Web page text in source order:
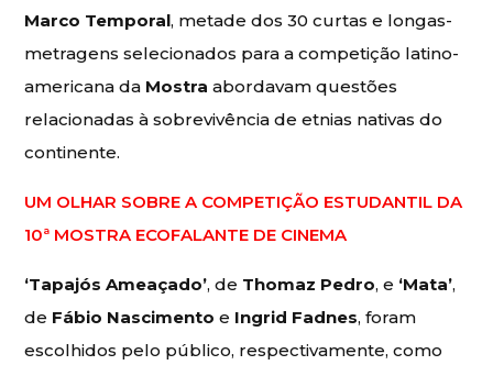
Marco Temporal, metade dos 30 curtas e longas-
metragens selecionados para a competição latino-
americana da Mostra abordavam questões
relacionadas à sobrevivência de etnias nativas do
continente.
UM OLHAR SOBRE A COMPETIÇÃO ESTUDANTIL DA
10ª MOSTRA ECOFALANTE DE CINEMA
‘Tapajós Ameaçado’, de Thomaz Pedro, e ‘Mata’,
de Fábio Nascimento e Ingrid Fadnes, foram
escolhidos pelo público, respectivamente, como